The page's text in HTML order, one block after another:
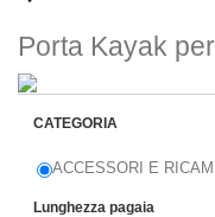
Porta Kayak
CATEGORIA
ACCESSORI E
Lunghezza pagaia